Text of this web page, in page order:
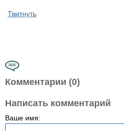
Твитнуть
Комментарии (0)
Написать комментарий
Ваше имя: